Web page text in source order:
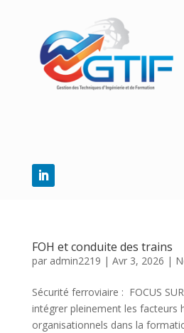
FOH et conduite des trains
par admin2219 | Avr 3, 2026 |
Sécurité ferroviaire : FOCUS
intégrer pleinement les facteurs
organisationnels dans la